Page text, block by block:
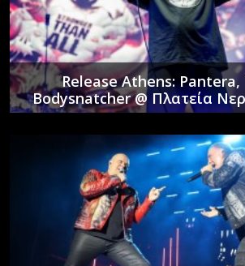
Release Athens:
Bodysnatcher @ Πλατεία